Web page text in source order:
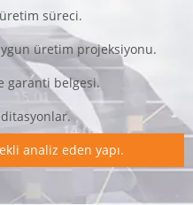
süreci.
üretim projeksiyonu.
garanti belgesi.
analiz eden yapı.